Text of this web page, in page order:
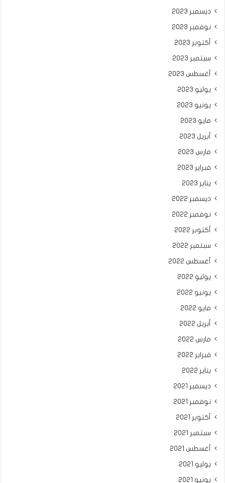
ديسمبر 2023
نوفمبر 2023
أكتوبر 2023
سبتمبر 2023
أغسطس 2023
يوليو 2023
يونيو 2023
مايو 2023
أبريل 2023
مارس 2023
فبراير 2023
يناير 2023
ديسمبر 2022
نوفمبر 2022
أكتوبر 2022
سبتمبر 2022
أغسطس 2022
يوليو 2022
يونيو 2022
مايو 2022
أبريل 2022
مارس 2022
فبراير 2022
يناير 2022
ديسمبر 2021
نوفمبر 2021
أكتوبر 2021
سبتمبر 2021
أغسطس 2021
يوليو 2021
يونيو 2021